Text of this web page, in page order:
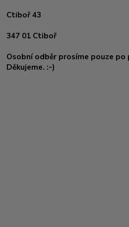
Ctiboř 43
347 01 Ctiboř
Osobní odběr prosíme pouze po
Děkujeme. :-)